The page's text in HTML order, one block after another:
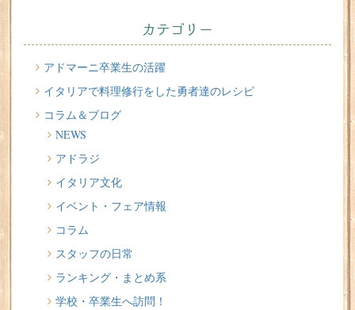
切る派？伸ばす派？？ 留学中のヘアサロン問題
2026/07/20
イタリア人はどんなジェラートを食べる？
2026/07/17
イタリアが誇る3人の天才芸術家 その傑作を見に行こう！
2026/07/16
味わってみたい！魚介の「ごった煮」 リヴォルノの
Cacciucco（カッチュッコ）
カテゴリー
アドマーニ卒業生の活躍
イタリアで料理修行をした勇者達のレシピ
コラム＆ブログ
NEWS
アドラジ
イタリア文化
イベント・フェア情報
コラム
スタッフの日常
ランキング・まとめ系
学校・卒業生へ訪問！